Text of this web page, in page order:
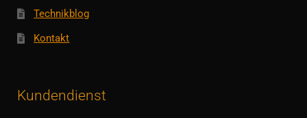
Technikblog
Kontakt
Kundendienst